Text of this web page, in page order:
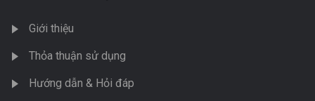
Giới thiệu
Thỏa thuận sử dụng
Hướng dẫn & Hỏi đáp